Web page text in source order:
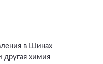
в Шинах
химия